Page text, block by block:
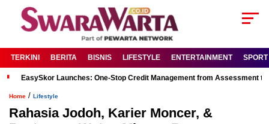
TERKINI BERITA BISNIS LIFESTYLE ENTERTAINMENT SPORT
EasySkor Launches: One-Stop Credit Management from Assessment
Home / Lifestyle
Rahasia Jodoh, Karier Moncer, &